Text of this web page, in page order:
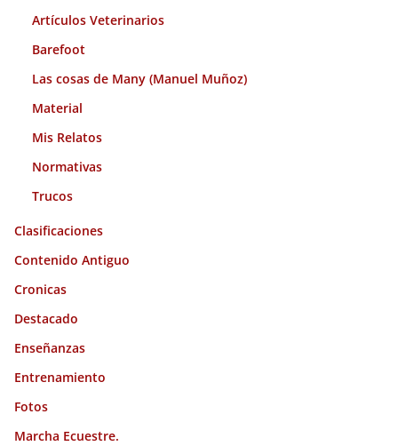
Artículos Veterinarios
Barefoot
Las cosas de Many (Manuel Muñoz)
Material
Mis Relatos
Normativas
Trucos
Clasificaciones
Contenido Antiguo
Cronicas
Destacado
Enseñanzas
Entrenamiento
Fotos
Marcha Ecuestre.